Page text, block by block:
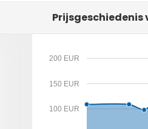
Prijsgeschiedenis
100 EUR
150 EUR
200 EUR